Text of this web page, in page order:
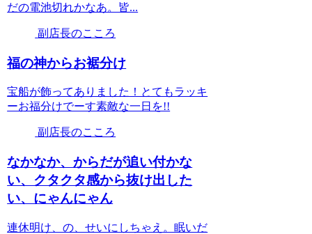
だの電池切れかなあ。皆...
副店長のこころ
福の神からお裾分け
宝船が飾ってありました！とてもラッキ
ーお福分けでーす素敵な一日を!!
副店長のこころ
なかなか、からだが追い付かな
い、クタクタ感から抜け出した
い、にゃんにゃん
連休明け、の、せいにしちゃえ。眠いだ